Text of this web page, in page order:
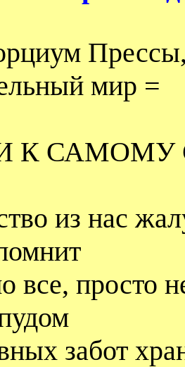
мир =
К САМОМУ
из нас
все, просто
забот